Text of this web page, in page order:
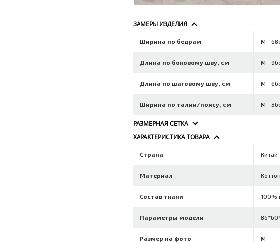
ЗАМЕРЫ ИЗДЕЛИЯ
Ширина по бедрам M -
Длина по боковому шву, см M -
Длина по шаговому шву, см M -
Ширина по талии/поясу, см M -
РАЗМЕРНАЯ СЕТКА
ХАРАКТЕРИСТИКА ТОВАРА
Страна Китай
Материал Коттон
Состав ткани 100%
Параметры модели
Размер на фото M